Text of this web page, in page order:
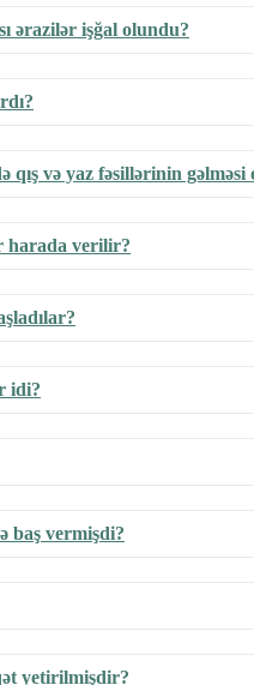
ərazilər işğal olundu?
və yaz fəsillərinin gəlməsi
harada verilir?
idi?
baş vermişdi?
yetirilmişdir?